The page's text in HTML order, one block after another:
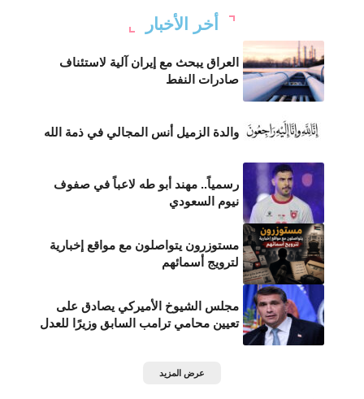
أخر الأخبار
العراق يبحث مع إيران آلية لاستئناف
صادرات النفط
والدة الزميل أنس المجالي في ذمة الله
رسمياً.. مهند أبو طه لاعباً في صفوف
نيوم السعودي
مستوزرون يتواصلون مع مواقع إخبارية
لترويج أسمائهم
مجلس الشيوخ الأميركي يصادق على
تعيين محامي ترامب السابق وزيرًا للعدل
عرض المزيد